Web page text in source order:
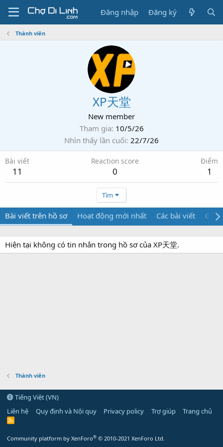
Đăng nhập Đăng ký
Thành viên
XP天堂
New member
Tham gia 10/5/26
Nhìn thấy lần cuối 22/7/26
Bài viết
11
Reaction score
0
Điểm
1
Tìm
Bài viết trên hồ sơ Hoạt động mới nhất Các bài viết Giới
Hiện tại không có tin nhắn trong hồ sơ của XP天堂.
Thành viên
Tiếng Việt (VN)
Liên hệ
Quy định và Nội quy Privacy policy Trợ giúp Trang chủ
R
Community platform by XenForo® © 2010-2021 XenForo Ltd.